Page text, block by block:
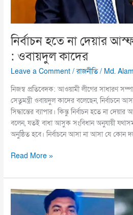
নির্বাচন হতে না দেয়ার
: ওবায়দুল কাদের
Leave a Comment /রাজনীতি/ Md.
নিজস্ব প্রতিবেদক: আওয়ামী লীগের সাধারণ
সেতুমন্ত্রী ওবায়দুল কাদের বলেছেন, নির্বাচনে
সিদ্ধান্তের ব্যাপার। কিন্তু নির্বাচন হতে না
বলেন, যতই বাধা আসুক সংবিধান অনুযায়ী
অনুষ্ঠিত হবে। নির্বাচনে আসা না আসা যে কোন
Read More »
নোবিপ্রবির